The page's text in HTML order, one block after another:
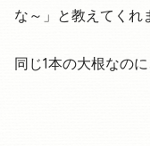
な～」と教えてくれ
同じ1本の大根なの